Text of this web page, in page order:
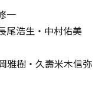
一
尾浩生・中村佑美
雅樹・久壽米木信弥